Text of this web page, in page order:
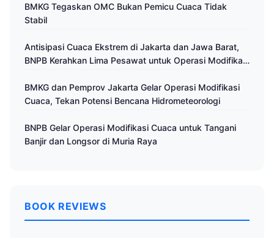
BMKG Tegaskan OMC Bukan Pemicu Cuaca Tidak
Stabil
Antisipasi Cuaca Ekstrem di Jakarta dan Jawa Barat,
BNPB Kerahkan Lima Pesawat untuk Operasi Modifikasi
BMKG dan Pemprov Jakarta Gelar Operasi Modifikasi
Cuaca, Tekan Potensi Bencana Hidrometeorologi
BNPB Gelar Operasi Modifikasi Cuaca untuk Tangani
Banjir dan Longsor di Muria Raya
BOOK REVIEWS